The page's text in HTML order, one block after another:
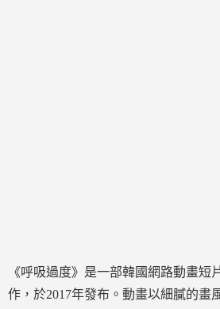
《呼吸過度》是一部韓國網路動畫短
作，於2017年發布。動畫以細膩的畫